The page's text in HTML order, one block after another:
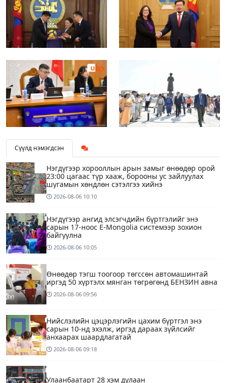
Сүүлд нэмэгдсэн
Нэгдүгээр хорооллын арын замыг өнөөдөр орой
23:00 цагаас түр хааж, борооны ус зайлуулах
шугамын хөндлөн сэтэлгээ хийнэ
2026-08-06 10:10
Нэгдүгээр ангид элсэгчдийн бүртгэлийг энэ
сарын 17-ноос E-Mongolia системээр зохион
байгуулна
2026-08-06 10:05
Өнөөдөр тэгш тоогоор төгссөн автомашинтай
иргэд 50 хүртэлх мянган төгрөгөнд БЕНЗИН авна
2026-08-06 09:56
Нийслэлийн цэцэрлэгийн цахим бүртгэл энэ
сарын 10-нд эхэлж, иргэд дараах зүйлсийг
анхаарах шаардлагатай
2026-08-06 09:18
Улаанбаатарт 28 хэм дулаан